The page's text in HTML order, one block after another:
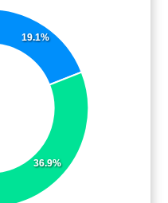
19.1%
36.9%